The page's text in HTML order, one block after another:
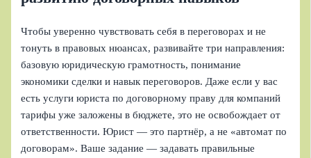
Чтобы уверенно чувствовать себя в переговорах и не
тонуть в правовых нюансах, развивайте три направления:
базовую юридическую грамотность, понимание
экономики сделки и навык переговоров. Даже если у вас
есть услуги юриста по договорному праву для компаний
тарифы уже заложены в бюджете, это не освобождает от
ответственности. Юрист — это партнёр, а не «автомат по
договорам». Ваше задание — задавать правильные